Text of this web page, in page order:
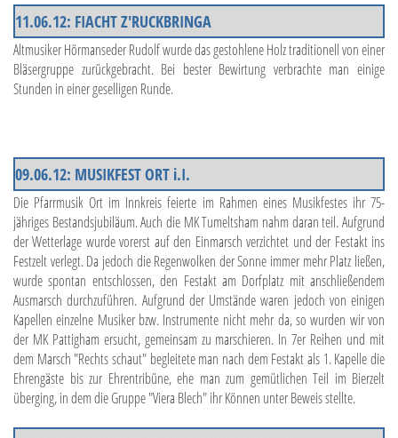
11.06.12: FIACHT Z'RUCKBRINGA
Altmusiker Hörmanseder Rudolf wurde das gestohlene Holz traditionell von einer
Bläsergruppe zurückgebracht. Bei bester Bewirtung verbrachte man einige
Stunden in einer geselligen Runde.
09.06.12: MUSIKFEST ORT i.I.
Die Pfarrmusik Ort im Innkreis feierte im Rahmen eines Musikfestes ihr 75-
jähriges Bestandsjubiläum. Auch die MK Tumeltsham nahm daran teil. Aufgrund
der Wetterlage wurde vorerst auf den Einmarsch verzichtet und der Festakt ins
Festzelt verlegt. Da jedoch die Regenwolken der Sonne immer mehr Platz ließen,
wurde spontan entschlossen, den Festakt am Dorfplatz mit anschließendem
Ausmarsch durchzuführen. Aufgrund der Umstände waren jedoch von einigen
Kapellen einzelne Musiker bzw. Instrumente nicht mehr da, so wurden wir von
der MK Pattigham ersucht, gemeinsam zu marschieren. In 7er Reihen und mit
dem Marsch "Rechts schaut" begleitete man nach dem Festakt als 1. Kapelle die
Ehrengäste bis zur Ehrentribüne, ehe man zum gemütlichen Teil im Bierzelt
überging, in dem die Gruppe "Viera Blech" ihr Können unter Beweis stellte.